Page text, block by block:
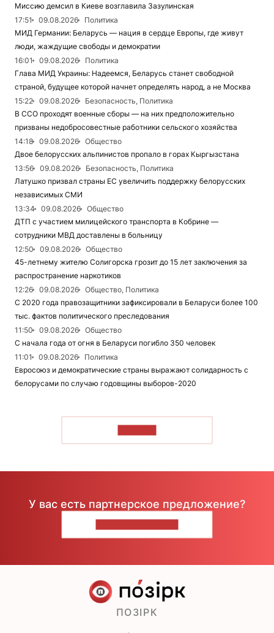
Миссию демсил в Киеве возглавила Зазулинская
17:51
09.08.2026
Политика
МИД Германии: Беларусь — нация в сердце Европы, где живут
люди, жаждущие свободы и демократии
16:01
09.08.2026
Политика
Глава МИД Украины: Надеемся, Беларусь станет свободной
страной, будущее которой начнет определять народ, а не Москва
15:22
09.08.2026
Безопасность, Политика
В ССО проходят военные сборы — на них предположительно
призваны недобросовестные работники сельского хозяйства
14:18
09.08.2026
Общество
Двое белорусских альпинистов пропало в горах Кыргызстана
13:56
09.08.2026
Безопасность, Политика
Латушко призвал страны ЕС увеличить поддержку белорусских
независимых СМИ
13:34
09.08.2026
Общество
ДТП с участием милицейского транспорта в Кобрине —
сотрудники МВД доставлены в больницу
12:50
09.08.2026
Общество
45-летнему жителю Солигорска грозит до 15 лет заключения за
распространение наркотиков
12:26
09.08.2026
Общество, Политика
С 2020 года правозащитники зафиксировали в Беларуси более 100
тыс. фактов политического преследования
11:50
09.08.2026
Общество
С начала года от огня в Беларуси погибло 350 человек
11:01
09.08.2026
Политика
Евросоюз и демократические страны выражают солидарность с
белорусами по случаю годовщины выборов-2020
У вас есть партнерское предложение?
ПОЗІРК